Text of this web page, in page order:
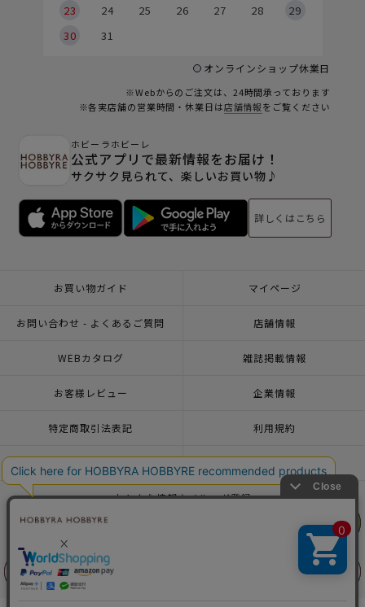
前に戻る
フェア
前に戻る
フェア
23
24 25 26 27 28
29
30
31
オンラインショップ休業日
※Webからのご注文は、24時間承っております
※各実店舗の営業時間・休業日は店舗情報をご覧ください
ホビーラホビーレ
公式アプリで最新情報をお届け！
サクサク見られて、楽しいお買い物♪
詳しくはこちら
お買い物ガイド マイページ
お問い合わせ - よくあるご質問 店舗情報
WEBカタログ 雑誌掲載情報
お客様レビュー 企業情報
特定商取引法表記 利用規約
一緒に働こう♪求人情報
おトクな情報♪メルマガ登録
© 2026 HOBBYRA HOBBYRE CORPORATION ALL Rights Reserved